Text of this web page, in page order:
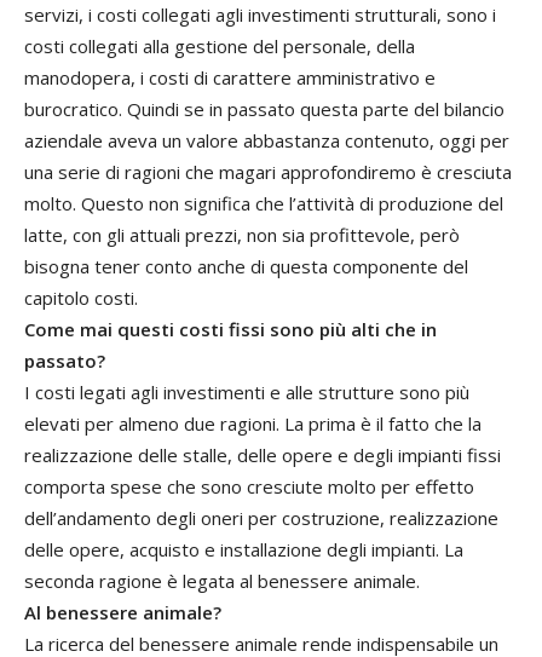
servizi, i costi collegati agli investimenti strutturali, sono i
costi collegati alla gestione del personale, della
manodopera, i costi di carattere amministrativo e
burocratico. Quindi se in passato questa parte del bilancio
aziendale aveva un valore abbastanza contenuto, oggi per
una serie di ragioni che magari approfondiremo è cresciuta
molto. Questo non significa che l’attività di produzione del
latte, con gli attuali prezzi, non sia profittevole, però
bisogna tener conto anche di questa componente del
capitolo costi.
Come mai questi costi fissi sono più alti che in
passato?
I costi legati agli investimenti e alle strutture sono più
elevati per almeno due ragioni. La prima è il fatto che la
realizzazione delle stalle, delle opere e degli impianti fissi
comporta spese che sono cresciute molto per effetto
dell’andamento degli oneri per costruzione, realizzazione
delle opere, acquisto e installazione degli impianti. La
seconda ragione è legata al benessere animale.
Al benessere animale?
La ricerca del benessere animale rende indispensabile un